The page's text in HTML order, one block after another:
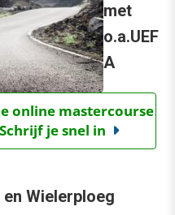
online mastercourse
je snel in
met
o.a.UEF
A
Wielerploeg